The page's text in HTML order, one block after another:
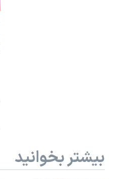
بیشتر بخوانید